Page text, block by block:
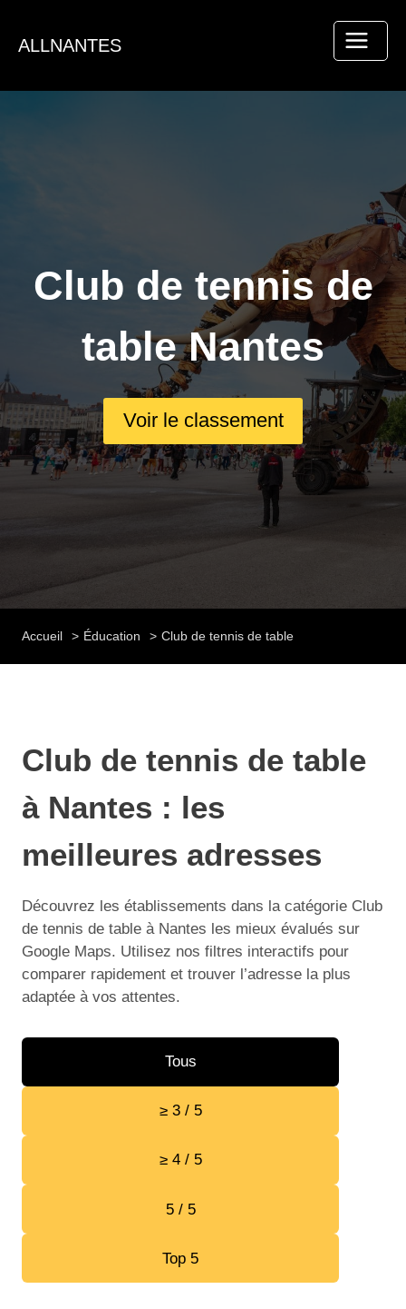
contenu
ALLNANTES
Club de tennis de
table Nantes
Voir le classement
Accueil Éducation Club de tennis de table
Club de tennis de table
à Nantes : les
meilleures adresses
Découvrez les établissements dans la catégorie Club
de tennis de table à Nantes les mieux évalués sur
Google Maps. Utilisez nos filtres interactifs pour
comparer rapidement et trouver l’adresse la plus
adaptée à vos attentes.
Tous
≥ 3 / 5
≥ 4 / 5
5 / 5
Top 5